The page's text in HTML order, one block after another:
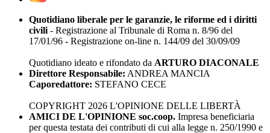
Quotidiano liberale per le garanzie, le riforme ed i diritti
civili - Registrazione al Tribunale di Roma n. 8/96 del
17/01/96 - Registrazione on-line n. 144/09 del 30/09/09
Quotidiano ideato e rifondato da ARTURO DIACONALE
Direttore Responsabile: ANDREA MANCIA
Caporedattore: STEFANO CECE
COPYRIGHT 2026 L'OPINIONE DELLE LIBERTÀ
AMICI DE L'OPINIONE soc.coop. Impresa beneficiaria
per questa testata dei contributi di cui alla legge n. 250/1990 e